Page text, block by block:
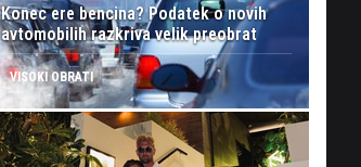
Konec ere bencina? Podatek o novih
avtomobilih razkriva velik preobrat
VISOKI OBRATI